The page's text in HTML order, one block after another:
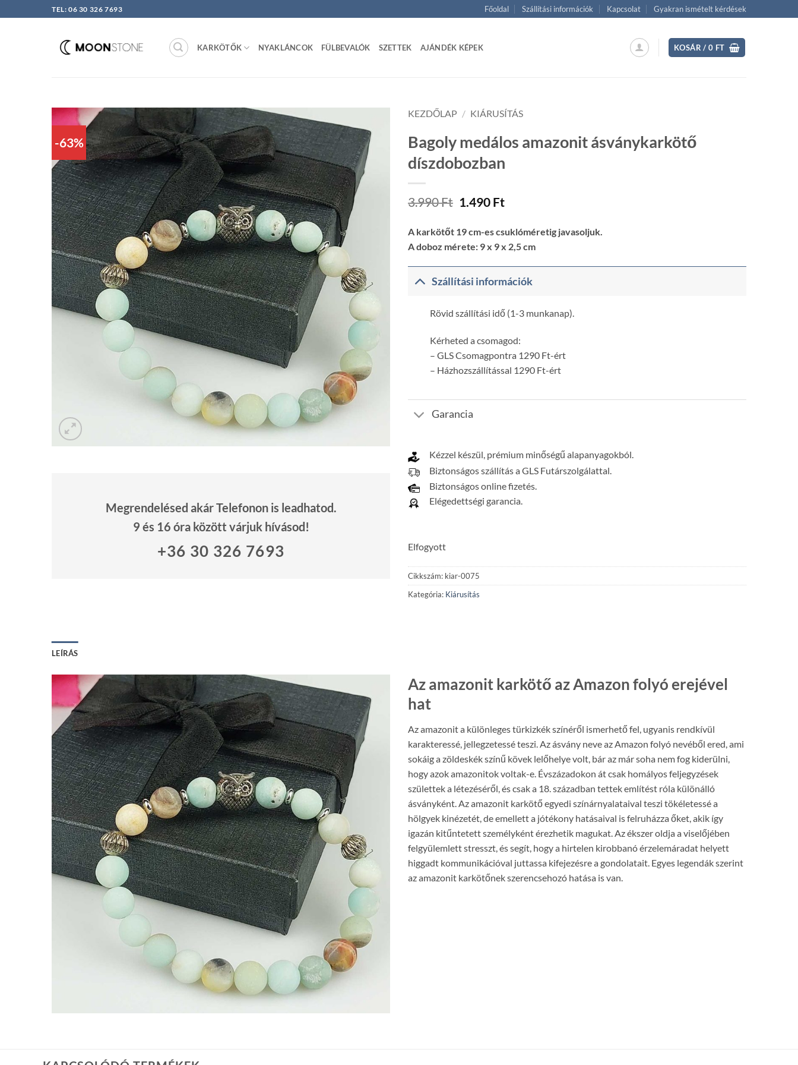
to
TEL: 06 30 326 7693 Főoldal Szállítási információk Kapcsolat Gyakran ismételt kérdések
KARKÖTŐK NYAKLÁNCOK FÜLBEVALÓK SZETTEK AJÁNDÉK KÉPEK KOSÁR /0 FT
-63%
Megrendelésed akár Telefonon is leadhatod.
9 és 16 óra között várjuk hívásod!
+36 30 326 7693
KEZDŐLAP / KIÁRUSÍTÁS
Bagoly medálos amazonit ásványkarkötő
díszdobozban
3.990Ft Original
was:
3.990 Ft.
1.490 FtCurrent
is:
1.490 Ft.
A karkötőt 19 cm-es csuklóméretig javasoljuk.
A doboz mérete: 9 x 9 x 2,5 cm
Szállítási információk
Rövid szállítási idő (1-3 munkanap).
Kérheted a csomagod:
– GLS Csomagpontra 1290 Ft-ért
– Házhozszállítással 1290 Ft-ért
Garancia
Kézzel készül, prémium minőségű alapanyagokból.
Biztonságos szállítás a GLS Futárszolgálattal.
Biztonságos online fizetés.
Elégedettségi garancia.
Elfogyott
Cikkszám: kiar-0075
Kategória: Kiárusítás
LEÍRÁS
Az amazonit karkötő az Amazon folyó erejével
hat
Az amazonit a különleges türkizkék színéről ismerhető fel, ugyanis rendkívül
karakteressé, jellegzetessé teszi. Az ásvány neve az Amazon folyó nevéből ered, ami
sokáig a zöldeskék színű kövek lelőhelye volt, bár az már soha nem fog kiderülni,
hogy azok amazonitok voltak-e. Évszázadokon át csak homályos feljegyzések
születtek a létezéséről, és csak a 18. században tettek említést róla különálló
ásványként. Az amazonit karkötő egyedi színárnyalataival teszi tökéletessé a
hölgyek kinézetét, de emellett a jótékony hatásaival is felruházza őket, akik így
igazán kitűntetett személyként érezhetik magukat. Az ékszer oldja a viselőjében
felgyülemlett stresszt, és segít, hogy a hirtelen kirobbanó érzelemáradat helyett
higgadt kommunikációval juttassa kifejezésre a gondolatait. Egyes legendák szerint
az amazonit karkötőnek szerencsehozó hatása is van.